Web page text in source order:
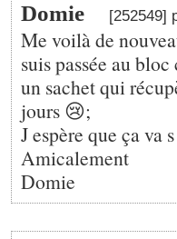
Domie [252549]
Me voilà de
suis passée au
un sachet qui
jours 😢;
J espère que ça va
Amicalement
Domie